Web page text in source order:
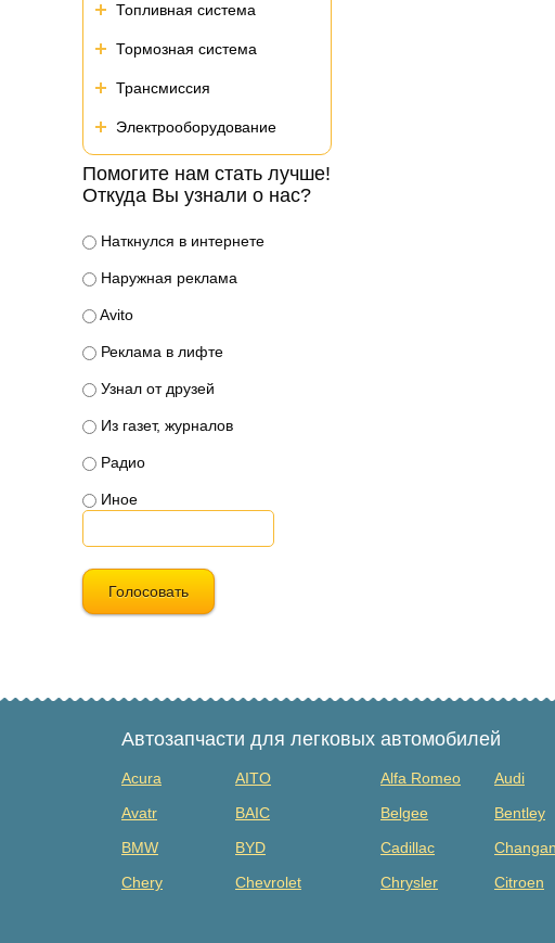
Топливная система
Тормозная система
Трансмиссия
Электрооборудование
Помогите нам стать лучше!
Откуда Вы узнали о нас?
Наткнулся в интернете
Наружная реклама
Avito
Реклама в лифте
Узнал от друзей
Из газет, журналов
Радио
Иное
Голосовать
Автозапчасти для легковых автомобилей
Acura AITO Alfa Romeo
Audi
Avatr
BAIC Belgee
Bentley
BMW
BYD Cadillac
Changan
Chery
Chevrolet Chrysler
Citroen